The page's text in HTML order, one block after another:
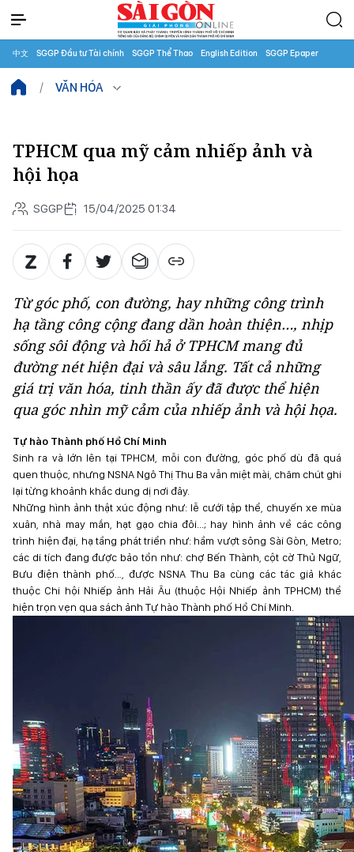
中文 SGGP Đầu tư Tài chính SGGP Thể Thao English Edition SGGP Epaper
VĂN HÓA
TPHCM qua mỹ cảm nhiếp ảnh và
hội họa
SGGP 15/04/2025 01:34
Từ góc phố, con đường, hay những công trình
hạ tầng công cộng đang dần hoàn thiện…, nhịp
sống sôi động và hối hả ở TPHCM mang đủ
đường nét hiện đại và sâu lắng. Tất cả những
giá trị văn hóa, tinh thần ấy đã được thể hiện
qua góc nhìn mỹ cảm của nhiếp ảnh và hội họa.
Tự hào Thành phố Hồ Chí Minh
Sinh ra và lớn lên tại TPHCM, mỗi con đường, góc phố dù đã quá
quen thuộc, nhưng NSNA Ngô Thị Thu Ba vẫn miệt mài, chăm chút ghi
lại từng khoảnh khắc dung dị nơi đây.
Những hình ảnh thật xúc động như: lễ cưới tập thể, chuyến xe mùa
xuân, nhà may mắn, hạt gạo chia đôi...; hay hình ảnh về các công
trình hiện đại, hạ tầng phát triển như: hầm vượt sông Sài Gòn, Metro;
các di tích đang được bảo tồn như: chợ Bến Thành, cột cờ Thủ Ngữ,
Bưu điện thành phố…, được NSNA Thu Ba cùng các tác giả khác
thuộc Chi hội Nhiếp ảnh Hải Âu (thuộc Hội Nhiếp ảnh TPHCM) thể
hiện trọn vẹn qua sách ảnh Tự hào Thành phố Hồ Chí Minh.